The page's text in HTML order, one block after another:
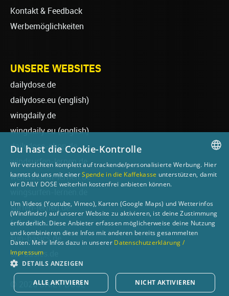
Kontakt & Feedback
Werbemöglichkeiten
UNSERE WEBSITES
dailydose.de
dailydose.eu (english)
wingdaily.de
wingdaily.eu(english)
dailydose-shop.de
windsurfen-lernen.de
wellenreiten-lernen.de
surfen-lernen.de
foilsurfen.de
sup-basics.de
ski-basics.de
© 2026 DAILY DOSE
GERMAN
Du hast die Cookie-Kontrolle
Wir verzichten komplett auf trackende/personalisierte Werbung. Hier
kannst du uns mit einerSpende in die Kaffekasse unterstützen, damit
wir DAILY DOSE weiterhin kostenfrei anbieten können.
Um Videos (Youtube, Vimeo), Karten (Google Maps) und Wetterinfos
(Windfinder) auf unserer Website zu aktivieren, ist deine Zustimmung
erforderlich. Diese Anbieter erfassen möglicherweise deine Nutzung
und kombinieren diese Infos mit anderen bereits gesammelten
Daten. Mehr Infos dazu in unserer Datenschutzerklärung /
Impressum
DETAILS ANZEIGEN
ALLE AKTIVIEREN NICHT AKTIVIEREN